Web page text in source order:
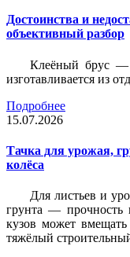
Достоинства и
объективный разбор
Клеёный брус —
изготавливается из
Подробнее
15.07.2026
Тачка для урожая,
колёса
Для листьев и
грунта — прочность
кузов может
тяжёлый